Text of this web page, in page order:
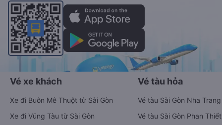
Vé xe khách
Xe đi Buôn Mê Thuột từ Sài Gòn
Xe đi Vũng Tàu từ Sài Gòn
Vé tàu hỏa
Vé tàu Sài Gòn Nha Trang
Vé tàu Sài Gòn Phan Thiết